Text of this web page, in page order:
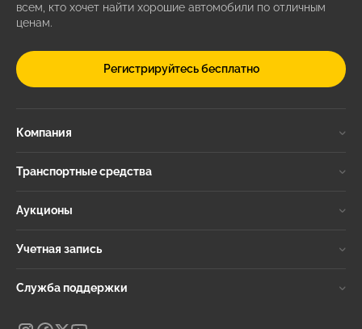
всем, кто хочет найти хорошие автомобили по отличным
ценам.
Регистрируйтесь бесплатно
Компания
Транспортные средства
Аукционы
Учетная запись
Служба поддержки